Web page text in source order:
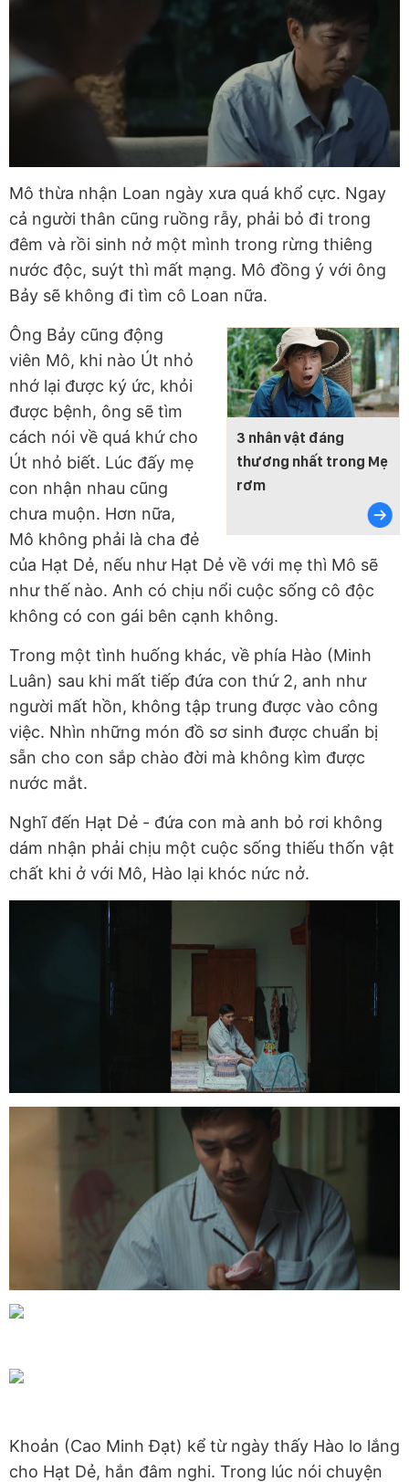
Mô thừa nhận Loan ngày xưa quá khổ cực. Ngay
cả người thân cũng ruồng rẫy, phải bỏ đi trong
đêm và rồi sinh nở một mình trong rừng thiêng
nước độc, suýt thì mất mạng. Mô đồng ý với ông
Bảy sẽ không đi tìm cô Loan nữa.
3 nhân vật đáng
thương nhất trong Mẹ
rơm
Ông Bảy cũng động
viên Mô, khi nào Út nhỏ
nhớ lại được ký ức, khỏi
được bệnh, ông sẽ tìm
cách nói về quá khứ cho
Út nhỏ biết. Lúc đấy mẹ
con nhận nhau cũng
chưa muộn. Hơn nữa,
Mô không phải là cha đẻ
của Hạt Dẻ, nếu như Hạt Dẻ về với mẹ thì Mô sẽ
như thế nào. Anh có chịu nổi cuộc sống cô độc
không có con gái bên cạnh không.
Trong một tình huống khác, về phía Hào (Minh
Luân) sau khi mất tiếp đứa con thứ 2, anh như
người mất hồn, không tập trung được vào công
việc. Nhìn những món đồ sơ sinh được chuẩn bị
sẵn cho con sắp chào đời mà không kìm được
nước mắt.
Nghĩ đến Hạt Dẻ - đứa con mà anh bỏ rơi không
dám nhận phải chịu một cuộc sống thiếu thốn vật
chất khi ở với Mô, Hào lại khóc nức nở.
Khoản (Cao Minh Đạt) kể từ ngày thấy Hào lo lắng
cho Hạt Dẻ, hắn đâm nghi. Trong lúc nói chuyện